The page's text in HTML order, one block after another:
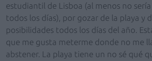
estudiantil de Lisboa (al menos no
todos los días), por gozar de la playa y
posibilidades todos los días del año.
que me gusta meterme donde no me
abstener. La playa tiene un no sé qué